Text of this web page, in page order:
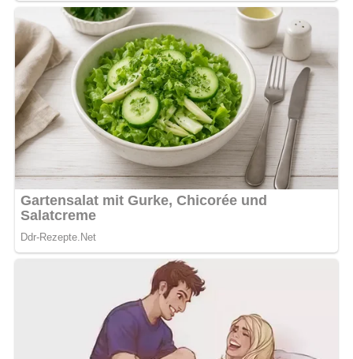
Herrensalat (sehr pikanter Fleischsalat) © Bildagentur Depositphotos